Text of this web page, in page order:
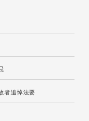
者追悼法要